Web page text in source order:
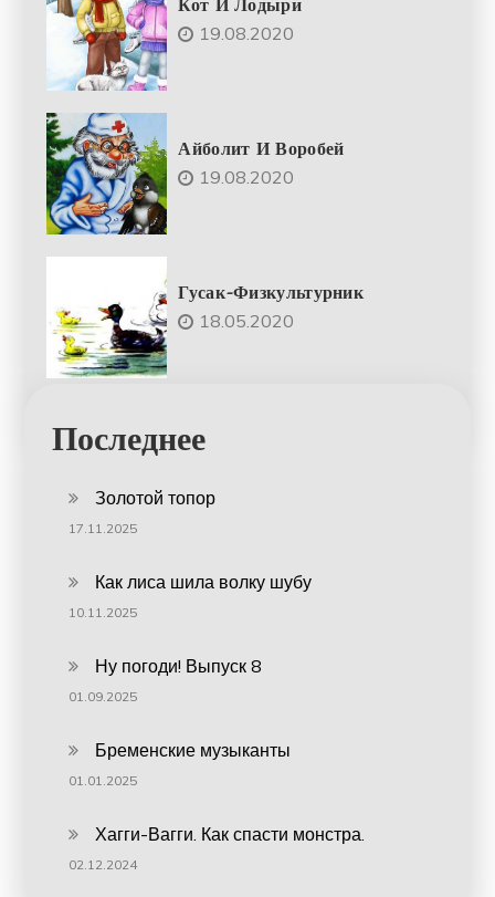
Кот И Лодыри
19.08.2020
Айболит И Воробей
19.08.2020
Гусак-Физкультурник
18.05.2020
Последнее
Золотой топор
17.11.2025
Как лиса шила волку шубу
10.11.2025
Ну погоди! Выпуск 8
01.09.2025
Бременские музыканты
01.01.2025
Хагги-Вагги. Как спасти монстра.
02.12.2024